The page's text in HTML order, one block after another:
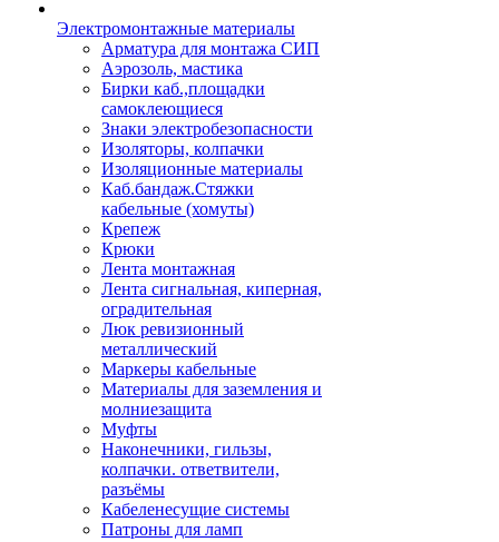
Электромонтажные материалы
Арматура для монтажа СИП
Аэрозоль, мастика
Бирки каб.,площадки
самоклеющиеся
Знаки электробезопасности
Изоляторы, колпачки
Изоляционные материалы
Каб.бандаж.Стяжки
кабельные (хомуты)
Крепеж
Крюки
Лента монтажная
Лента сигнальная, киперная,
оградительная
Люк ревизионный
металлический
Маркеры кабельные
Материалы для заземления и
молниезащита
Муфты
Наконечники, гильзы,
колпачки. ответвители,
разъёмы
Кабеленесущие системы
Патроны для ламп